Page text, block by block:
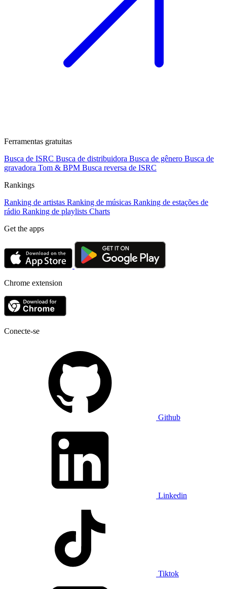
Ferramentas gratuitas
Busca de ISRC Busca de distribuidora Busca de gênero Busca de
gravadora Tom & BPM Busca reversa de ISRC
Rankings
Ranking de artistas Ranking de músicas Ranking de estações de
rádio Ranking de playlists Charts
Get the apps
Chrome extension
Conecte-se
Github
Linkedin
Tiktok